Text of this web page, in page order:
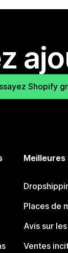
Shopify
Places de
Avis sur
Ventes